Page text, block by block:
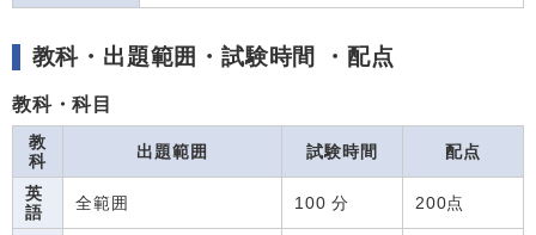
教科・出題範囲・試験時間 ・配点
教科・科目
教
科
出題範囲 試験時間 配点
英
語
全範囲 100 分 200点